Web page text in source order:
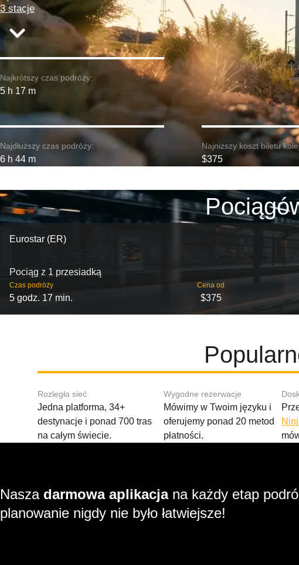
3 stacje
Najkrótszy czas podróży:
5 h 17 m
Najdłuższy czas podróży:
6 h 44 m
Najniższy koszt biletu
$375
Eurostar (ER)
Pociąg z 1 przesiadką
Czas podróży
5 godz. 17 min.
Cena od
$375
Rozległa sieć
Jedna platforma, 34+
destynacje i ponad 700 tras
na całym świecie.
Wygodne rezerwacje
Mówimy w Twoim języku i
oferujemy ponad 20 metod
płatności.
Nasza darmowa aplikacjana każdy etap
planowanie nigdy nie było łatwiejsze!